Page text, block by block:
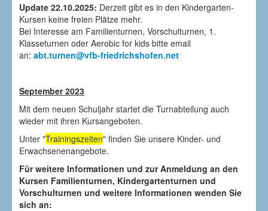
Update 22.10.2025: Derzeit gibt es in den Kindergarten-
Kursen keine freien Plätze mehr.
​Bei Interesse am Familienturnen, Vorschulturnen, 1.
Klasseturnen oder Aerobic for kids bitte email
an:abt.turnen@vfb-friedrichshofen.net
September 2023
Mit dem neuen Schuljahr startet die Turnabteilung auch
wieder mit ihren Kursangeboten.
Unter "Trainingszeiten" finden Sie unsere Kinder- und
Erwachsenenangebote.
Für weitere Informationen und zur Anmeldung an den
Kursen Familienturnen, Kindergartenturnen und
Vorschulturnen und weitere Informationen wenden Sie
sich an: